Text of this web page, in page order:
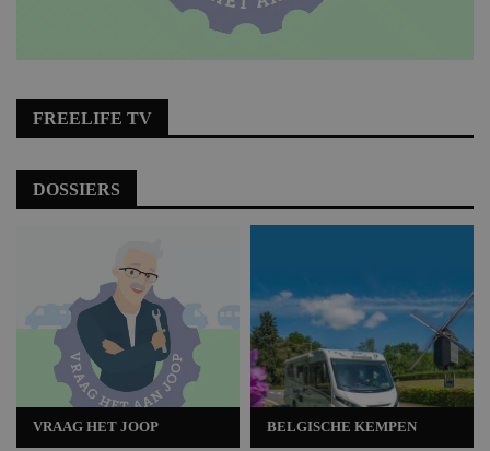
FREELIFE TV
DOSSIERS
VRAAG HET JOOP BELGISCHE KEMPEN